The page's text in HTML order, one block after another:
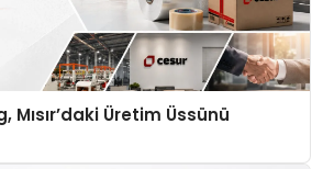
Üretim Üssünü